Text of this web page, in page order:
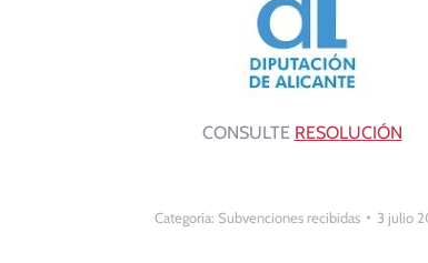
CONSULTE RESOLUCIÓN
Categoría: Subvenciones recibidas 3 julio